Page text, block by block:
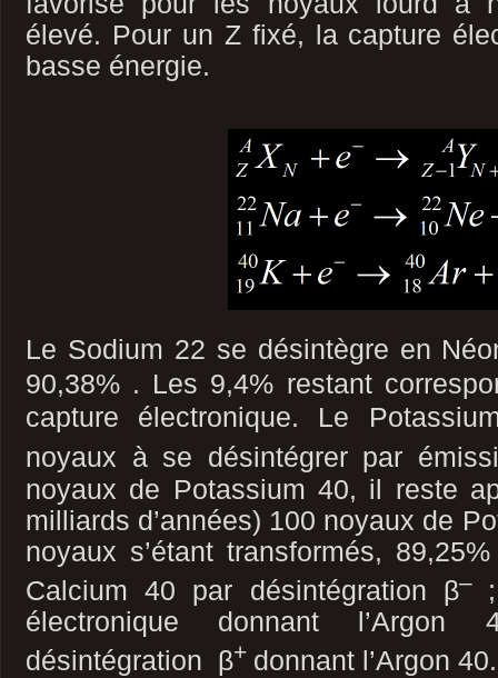
élevé. Pour un Z fixé, la capture
basse énergie.
Le Sodium 22 se désintègre en
90,38% . Les 9,4% restant
capture électronique. Le
noyaux à se désintégrer par
noyaux de Potassium 40, il reste
milliards d’années) 100 noyaux de
noyaux s’étant transformés,
Calcium 40 par désintégration β–
électronique donnant
désintégration β+ donnant l’Argon 40.